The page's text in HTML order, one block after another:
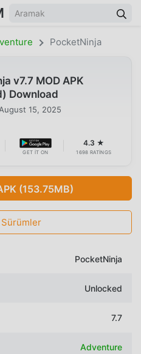
PocketNinja
v7.7 MOD APK
Download
August 15, 2025
GET IT ON
4.3 ★
1698 RATINGS
(153.75MB)
PocketNinja
Unlocked
7.7
Adventure